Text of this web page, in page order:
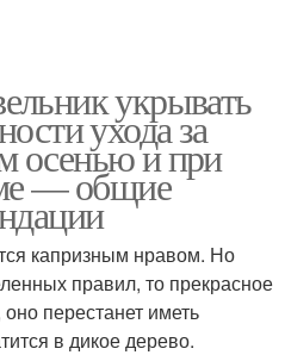
укрывать
ухода за
осенью и при
— общие
капризным нравом. Но
правил, то прекрасное
перестанет иметь
в дикое дерево.